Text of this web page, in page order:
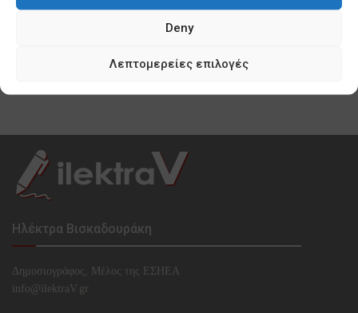
Deny
Λεπτομερείες επιλογές
0 SHARES
προσφυγόπουλα του Ελαιώνα
Ηλέκτρα Βισκαδουράκη
Δημοσιογράφος, Μέλος της ΕΣHΕΑ
info@ilektraV.gr